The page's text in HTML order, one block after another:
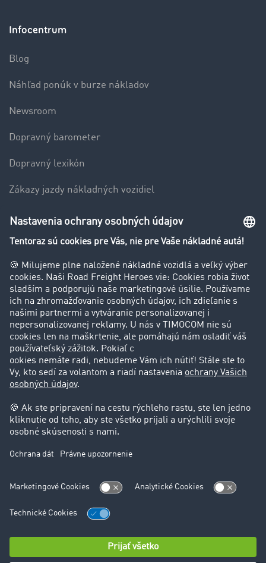
Infocentrum
Blog
Náhľad ponúk v burze nákladov
Newsroom
Dopravný barometer
Dopravný lexikón
Zákazy jazdy nákladných vozidiel
Firma
Príbehy zákazníkov
Zákazníci získavajú zákazníkov
Podpora
Kontakt
Právne informácie
Impressum
VOP